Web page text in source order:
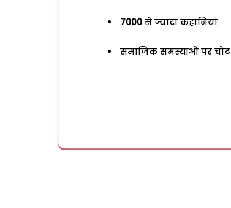
7000 से ज्यादा कहानियां
समाजिक समस्याओं पर